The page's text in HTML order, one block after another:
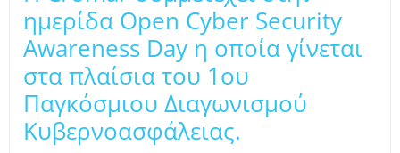
ημερίδα Open Cyber Security
Awareness Day η οποία γίνεται
στα πλαίσια του 1ου
Παγκόσμιου Διαγωνισμού
Κυβερνοασφάλειας.